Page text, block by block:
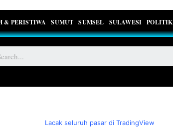
& PERISTIWA SUMUT SUMSEL SULAWESI POLITIK
Lacak seluruh pasar di TradingView